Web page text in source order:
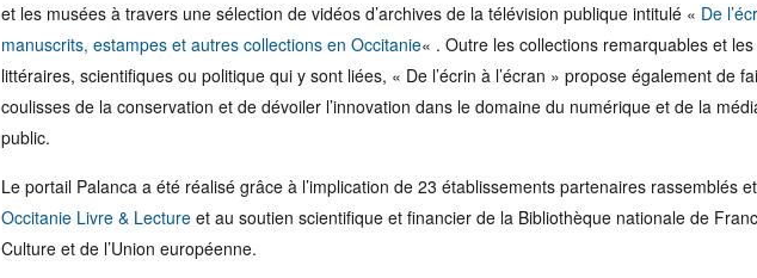
et les musées à travers une sélection de vidéos d’archives de la télévision publique intitulé « De
manuscrits, estampes et autres collections en Occitanie« . Outre les collections remarquables et
littéraires, scientifiques ou politique qui y sont liées, « De l’écrin à l’écran » propose également de
coulisses de la conservation et de dévoiler l’innovation dans le domaine du numérique et de la
public.
Le portail Palanca a été réalisé grâce à l’implication de 23 établissements partenaires rassemblés
Occitanie Livre & Lecture et au soutien scientifique et financier de la Bibliothèque nationale de
Culture et de l’Union européenne.